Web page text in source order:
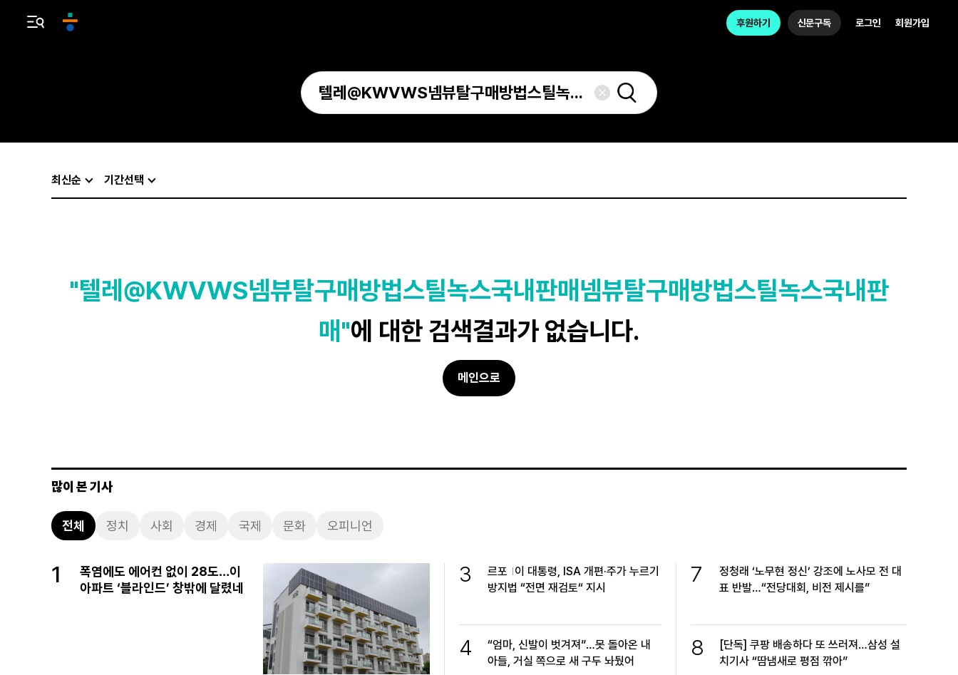
후원하기 신문구독 로그인 회원가입
최신순 기간선택
"텔레@KWVWS넴뷰탈구매방법스틸녹스국내판매넴뷰탈구매방법스틸녹스국내판
매"에 대한 검색결과가 없습니다.
메인으로
많이 본 기사
전체 정치 사회 경제 국제 문화 오피니언
1
폭염에도 에어컨 없이 28도…이
아파트 ‘블라인드’ 창밖에 달렸네
3 르포
이 대통령, ISA 개편·주가 누르기
방지법 “전면 재검토“ 지시
4
“엄마, 신발이 벗겨져”…못 돌아온 내
아들, 거실 쪽으로 새 구두 놔뒀어
7
정청래 ‘노무현 정신’ 강조에 노사모 전 대
표 반발…“전당대회, 비전 제시를”
8
[단독] 쿠팡 배송하다 또 쓰러져…삼성 설
치기사 “땀냄새로 평점 깎아”